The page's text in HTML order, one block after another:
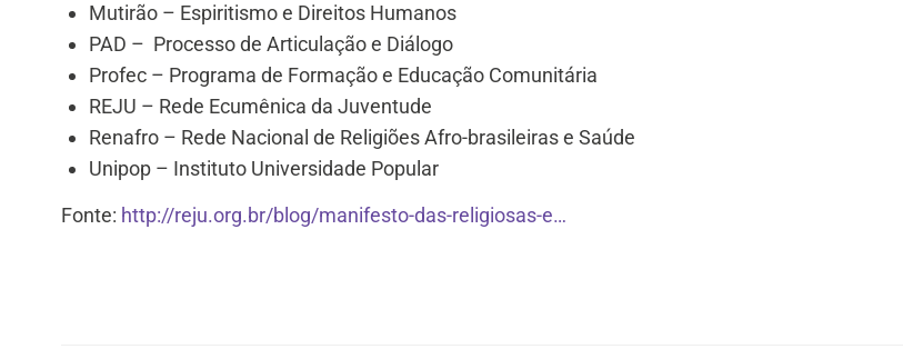
Mutirão – Espiritismo e Direitos Humanos
PAD – Processo de Articulação e Diálogo
Profec – Programa de Formação e Educação Comunitária
REJU – Rede Ecumênica da Juventude
Renafro – Rede Nacional de Religiões Afro-brasileiras e Saúde
Unipop – Instituto Universidade Popular
Fonte: http://reju.org.br/blog/manifesto-das-religiosas-e…